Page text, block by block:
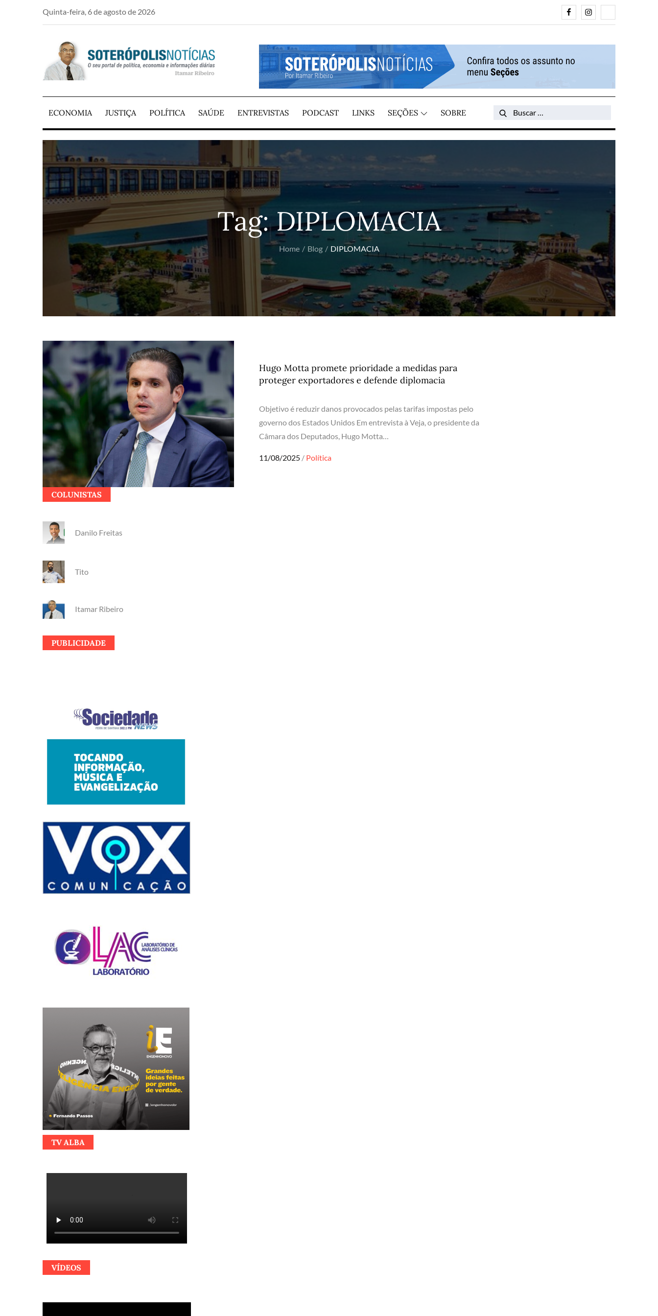
Quinta-feira, 6 de agosto de 2026 FacebookInstagram
SOTERÓPOLIS NOTÍCIAS
PORTAL DE NOTÍCIAS DE SALVADOR E REGIÃO, POR ITAMAR RIBEIRO
ECONOMIA JUSTIÇA POLÍTICA SAÚDE ENTREVISTAS PODCAST LINKS SEÇÕES SOBRE
Search
Search
Tag:DIPLOMACIA
Home Blog DIPLOMACIA
Hugo Motta promete prioridade a medidas para
proteger exportadores e defende diplomacia
Objetivo é reduzir danos provocados pelas tarifas impostas pelo
governo dos Estados Unidos Em entrevista à Veja, o presidente da
Câmara dos Deputados, Hugo Motta…
Posted
11/08/2025 Política
COLUNISTAS
Danilo Freitas
Tito
Itamar Ribeiro
PUBLICIDADE
TV ALBA
VÍDEOS